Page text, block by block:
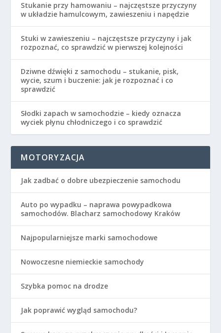
Stukanie przy hamowaniu – najczęstsze przyczyny
w układzie hamulcowym, zawieszeniu i napędzie
Stuki w zawieszeniu – najczęstsze przyczyny i jak
rozpoznać, co sprawdzić w pierwszej kolejności
Dziwne dźwięki z samochodu – stukanie, pisk,
wycie, szum i buczenie: jak je rozpoznać i co
sprawdzić
Słodki zapach w samochodzie – kiedy oznacza
wyciek płynu chłodniczego i co sprawdzić
MOTORYZACJA
Jak zadbać o dobre ubezpieczenie samochodu
Auto po wypadku – naprawa powypadkowa
samochodów. Blacharz samochodowy Kraków
Najpopularniejsze marki samochodowe
Nowoczesne niemieckie samochody
Szybka pomoc na drodze
Jak poprawić wygląd samochodu?